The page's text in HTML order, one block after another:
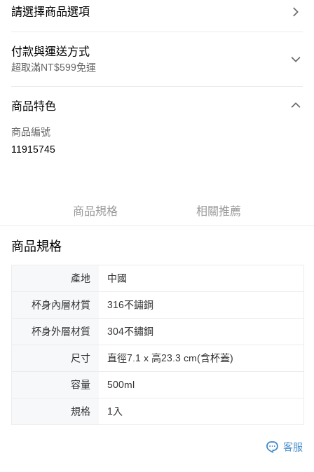
請選擇商品選項
付款與運送方式
超取滿NT$599免運
信用卡一次付款
超商取貨付款
悠遊付
相關說明
【關於「AFTEE先享後付」】
１．簡單：不需註冊會員、不需綁卡、不需儲值。
２．便利：只要手機號碼，簡訊認證，即可結帳。
３．安心：先確認商品／服務後，再付款。
【「AFTEE先享後付」結帳流程】
ATM付款
每筆NT$70，滿NT$599(含以上)免運費
商品特色
商品編號
11915745
商品規格 相關推薦
商品規格
產地 中國
杯身內層材質 316不鏽鋼
杯身外層材質 304不鏽鋼
尺寸 直徑7.1 x 高23.3 cm(含杯蓋)
容量 500ml
規格 1入
客服